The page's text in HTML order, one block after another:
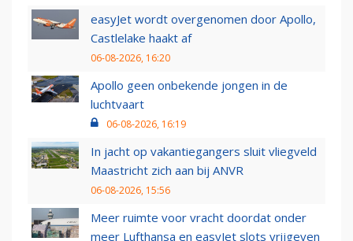
easyJet wordt overgenomen door Apollo,
Castlelake haakt af
06-08-2026, 16:20
Apollo geen onbekende jongen in de
luchtvaart
06-08-2026, 16:19
In jacht op vakantiegangers sluit vliegveld
Maastricht zich aan bij ANVR
06-08-2026, 15:56
Meer ruimte voor vracht doordat onder
meer Lufthansa en easyJet slots vrijgeven